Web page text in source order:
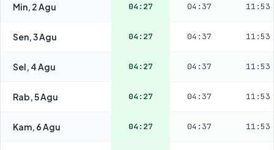
Min, 2 Agu 04:27 04:37 11:53
Sen, 3 Agu 04:27 04:37 11:53
Sel, 4 Agu 04:27 04:37 11:53
Rab, 5 Agu 04:27 04:37 11:53
Kam, 6 Agu 04:27 04:37 11:53